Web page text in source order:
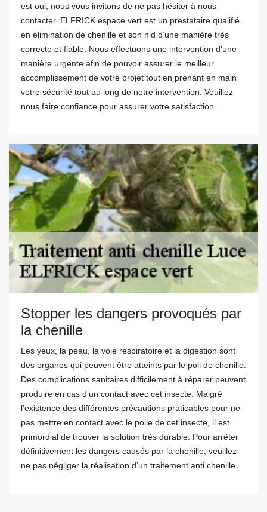
est oui, nous vous invitons de ne pas hésiter à nous
contacter. ELFRICK espace vert est un prestataire qualifié
en élimination de chenille et son nid d’une manière très
correcte et fiable. Nous effectuons une intervention d’une
manière urgente afin de pouvoir assurer le meilleur
accomplissement de votre projet tout en prenant en main
votre sécurité tout au long de notre intervention. Veuillez
nous faire confiance pour assurer votre satisfaction.
Stopper les dangers provoqués par
la chenille
Les yeux, la peau, la voie respiratoire et la digestion sont
des organes qui peuvent être atteints par le poil de chenille.
Des complications sanitaires difficilement à réparer peuvent
produire en cas d’un contact avec cet insecte. Malgré
l’existence des différentes précautions praticables pour ne
pas mettre en contact avec le poile de cet insecte, il est
primordial de trouver la solution très durable. Pour arrêter
définitivement les dangers causés par la chenille, veuillez
ne pas négliger la réalisation d’un traitement anti chenille.